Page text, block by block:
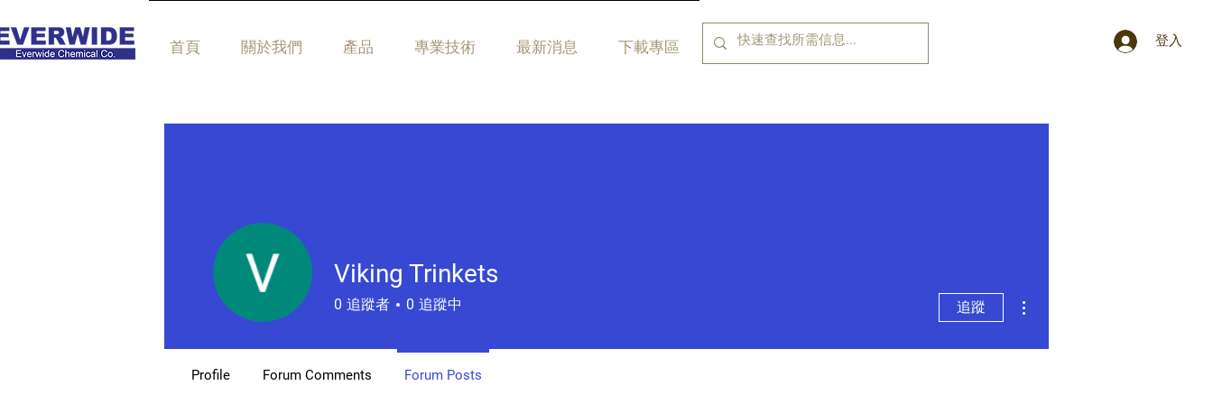
首頁 關於我們 產品 專業技術 最新消息 下載專區 登入
Viking Trinkets
0 追蹤者 0 追蹤中 追蹤
Profile Forum Comments Forum Posts